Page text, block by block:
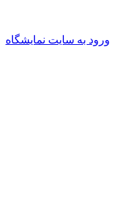
ورود به سایت نمایشگاه